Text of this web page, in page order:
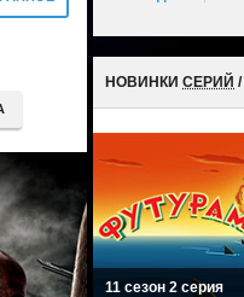
НОВИНКИ СЕРИЙ /
11 сезон 2 серия